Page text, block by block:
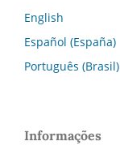
English
Español (España)
Português (Brasil)
Informações